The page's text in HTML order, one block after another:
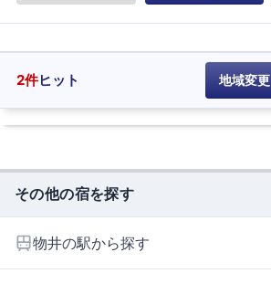
2件ヒット 地域変更
その他の宿を探す
物井の駅から探す